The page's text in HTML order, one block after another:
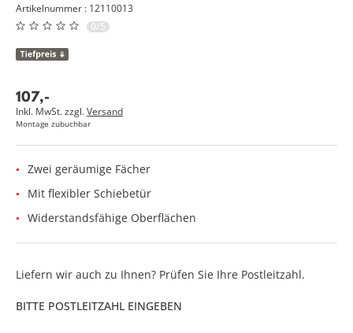
Artikelnummer : 12110013
0/5
107,-
Inkl. MwSt. zzgl.Versand
Montage zubuchbar
Zwei geräumige Fächer
Mit flexibler Schiebetür
Widerstandsfähige Oberflächen
Liefern wir auch zu Ihnen? Prüfen Sie Ihre Postleitzahl.
BITTE POSTLEITZAHL EINGEBEN